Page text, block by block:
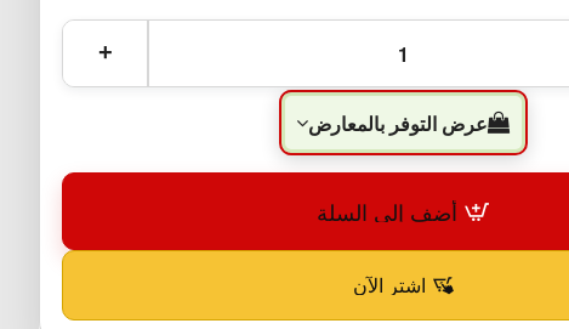
عرض التوفر بالمعارض
أضف إلى السلة
اشترِ الآن